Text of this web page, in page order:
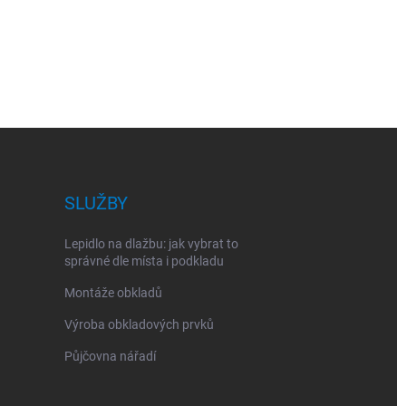
SLUŽBY
Lepidlo na dlažbu: jak vybrat to
správné dle místa i podkladu
Montáže obkladů
Výroba obkladových prvků
Půjčovna nářadí